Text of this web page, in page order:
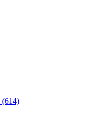
(614)